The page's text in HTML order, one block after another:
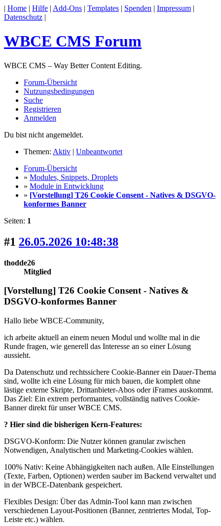
| Home | Hilfe | Add-Ons | Templates | Spenden | Impressum |
Datenschutz |
WBCE CMS Forum
WBCE CMS – Way Better Content Editing.
Forum-Übersicht
Nutzungsbedingungen
Suche
Registrieren
Anmelden
Du bist nicht angemeldet.
Themen: Aktiv | Unbeantwortet
Forum-Übersicht
» Modules, Snippets, Droplets
» Module in Entwicklung
» [Vorstellung] T26 Cookie Consent - Natives & DSGVO-
konformes Banner
Seiten: 1
#1 26.05.2026 10:48:38
thodde26
Mitglied
[Vorstellung] T26 Cookie Consent - Natives &
DSGVO-konformes Banner
Hallo liebe WBCE-Community,
ich arbeite aktuell an einem neuen Modul und wollte mal in die
Runde fragen, wie generell das Interesse an so einer Lösung
aussieht.
Da Datenschutz und rechtssichere Cookie-Banner ein Dauer-Thema
sind, wollte ich eine Lösung für mich bauen, die komplett ohne
lästige externe Skripte, Drittanbieter-Abos oder iFrames auskommt.
Das Ziel: Ein extrem performantes, vollständig natives Cookie-
Banner direkt für unser WBCE CMS.
? Hier sind die bisherigen Kern-Features:
DSGVO-Konform: Die Nutzer können granular zwischen
Notwendigen, Analytischen und Marketing-Cookies wählen.
100% Nativ: Keine Abhängigkeiten nach außen. Alle Einstellungen
(Texte, Farben, Optionen) werden sauber im Backend verwaltet und
in der WBCE-Datenbank gespeichert.
Flexibles Design: Über das Admin-Tool kann man zwischen
verschiedenen Layout-Positionen (Banner, zentriertes Modal, Top-
Leiste etc.) wählen.